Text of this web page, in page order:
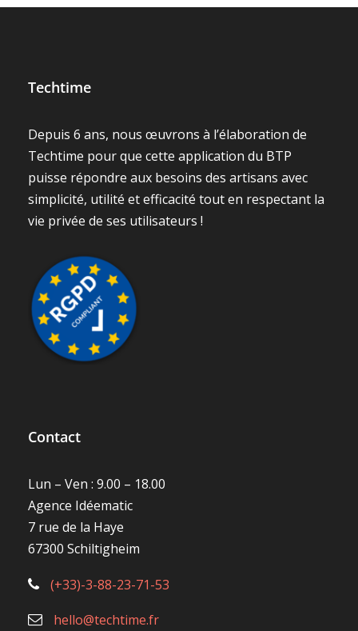
Techtime
Depuis 6 ans, nous œuvrons à l’élaboration de
Techtime pour que cette application du BTP
puisse répondre aux besoins des artisans avec
simplicité, utilité et efficacité tout en respectant la
vie privée de ses utilisateurs !
Contact
Lun – Ven : 9.00 – 18.00
Agence Idéematic
7 rue de la Haye
67300 Schiltigheim
(+33)-3-88-23-71-53
hello@techtime.fr